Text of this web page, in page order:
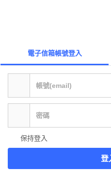
電子信箱帳號登入
保持登入
登